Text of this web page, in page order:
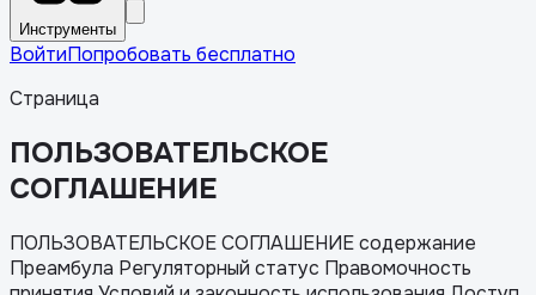
Инструменты
ВойтиПопробовать бесплатно
Страница
ПОЛЬЗОВАТЕЛЬСКОЕ
СОГЛАШЕНИЕ
ПОЛЬЗОВАТЕЛЬСКОЕ СОГЛАШЕНИЕ содержание
Преамбула Регуляторный статус Правомочность